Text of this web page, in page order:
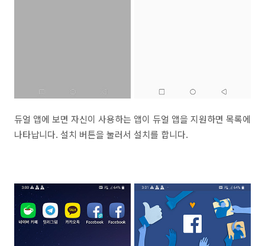
듀얼 앱에 보면 자신이 사용하는 앱이 듀얼 앱을 지원하면 목록에
나타납니다. 설치 버튼을 눌러서 설치를 합니다.